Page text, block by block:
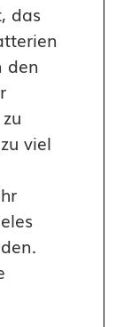
das
den
viel